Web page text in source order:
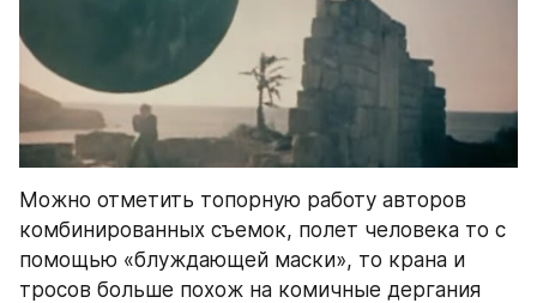
Можно отметить топорную работу авторов
комбинированных съемок, полет человека то с
помощью «блуждающей маски», то крана и
тросов больше похож на комичные дергания